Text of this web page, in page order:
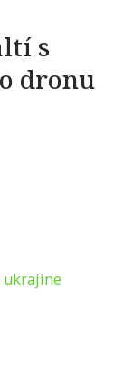
s
dronu